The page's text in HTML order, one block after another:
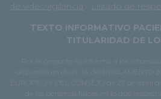
de videovigilancia
Listado de
TEXTO INFORMATIVO
TITULARIDAD DE
Por la presente se informa a los
dispuesto en el art. 14 del REGLAMENTO
EUROPEO Y DEL CONSEJO de 27 de abril
de las personas físicas en lo que